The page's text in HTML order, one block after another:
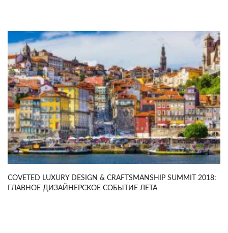
COVETED LUXURY DESIGN & CRAFTSMANSHIP SUMMIT 2018:
ГЛАВНОЕ ДИЗАЙНЕРСКОЕ СОБЫТИЕ ЛЕТА